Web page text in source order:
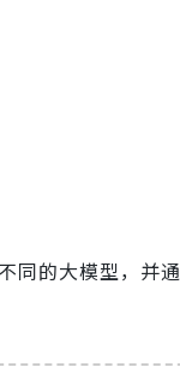
同的大模型，并